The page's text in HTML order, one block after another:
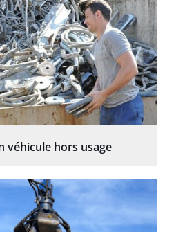
véhicule hors usage